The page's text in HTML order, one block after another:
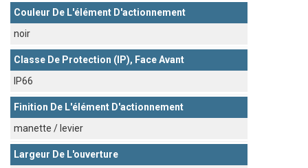
Couleur De L'élément D'actionnement
noir
Classe De Protection (IP), Face Avant
IP66
Finition De L'élément D'actionnement
manette / levier
Largeur De L'ouverture